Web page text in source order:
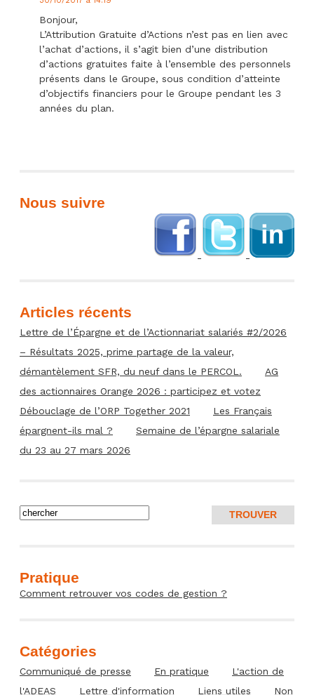
Bonjour,
L’Attribution Gratuite d’Actions n’est pas en lien avec
l’achat d’actions, il s’agit bien d’une distribution
d’actions gratuites faite à l’ensemble des personnels
présents dans le Groupe, sous condition d’atteinte
d’objectifs financiers pour le Groupe pendant les 3
années du plan.
Nous suivre
Articles récents
Lettre de l’Épargne et de l’Actionnariat salariés #2/2026
– Résultats 2025, prime partage de la valeur,
démantèlement SFR, du neuf dans le PERCOL.
AG
des actionnaires Orange 2026 : participez et votez
Débouclage de l’ORP Together 2021
Les Français
épargnent-ils mal ?
Semaine de l’épargne salariale
du 23 au 27 mars 2026
Pratique
Comment retrouver vos codes de gestion ?
Catégories
Communiqué de presse En pratique
L'action de
l'ADEAS
Lettre d'information Liens utiles
Non